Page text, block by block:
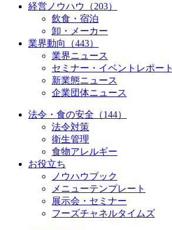
経営ノウハウ（203）
飲食・宿泊
卸・メーカー
業界動向（443）
業界ニュース
セミナー・イベントレポート
新業態ニュース
企業団体ニュース
法令・食の安全（144）
法令対策
衛生管理
食物アレルギー
お役立ち
ノウハウブック
メニューテンプレート
展示会・セミナー
フーズチャネルタイムズ